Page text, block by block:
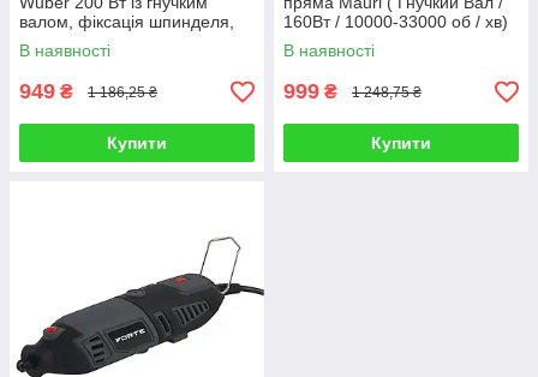
валом, фіксація шпинделя,
кейс
В наявності
949 ₴ 1 186,25 ₴
Купити
160Вт / 10000-33000 об / хв)
В наявності
999 ₴ 1 248,75 ₴
Купити